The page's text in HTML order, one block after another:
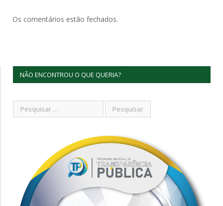
Os comentários estão fechados.
NÃO ENCONTROU O QUE QUERIA?